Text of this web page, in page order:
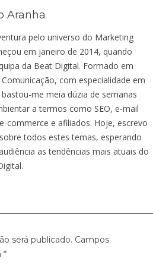
Aranha
pelo universo do Marketing
em janeiro de 2014, quando
da Beat Digital. Formado em
Comunicação, com especialidade em
bastou-me meia dúzia de semanas
a termos como SEO, e-mail
commerce e afiliados. Hoje, escrevo
todos estes temas, esperando
as tendências mais atuais do
será publicado. Campos
*